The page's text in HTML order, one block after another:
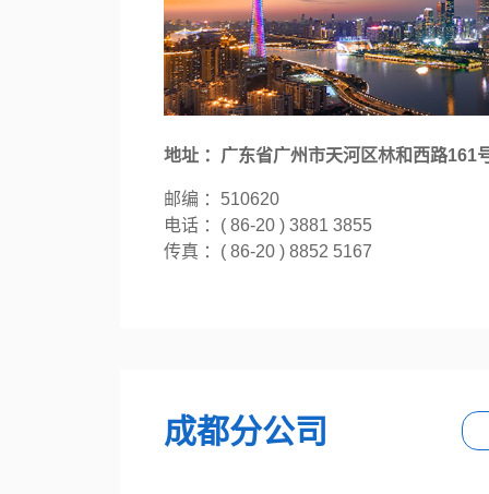
地址 ：广东省广州市天河区林和西路161
邮编 ：510620
电话 ：( 86-20 ) 3881 3855
传真 ：( 86-20 ) 8852 5167
成都分公司